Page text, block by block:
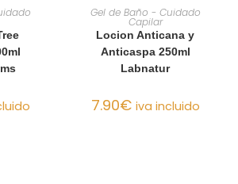
AÑADIR AL CARRITO
Gel de Baño - Cuidado
Capilar
Locion Anticana y
Anticaspa 250ml
Labnatur
7.90€ iva incluido